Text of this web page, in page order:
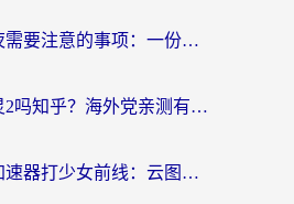
国外玩星战前夜需要注意的事项：一份来自老玩家的网络生存指南
在国外能玩剑灵2吗知乎？海外党亲测有效的国服游戏加速指南
在国外用什么加速器打少女前线：云图计划不卡？一个老玩家的掏心分享